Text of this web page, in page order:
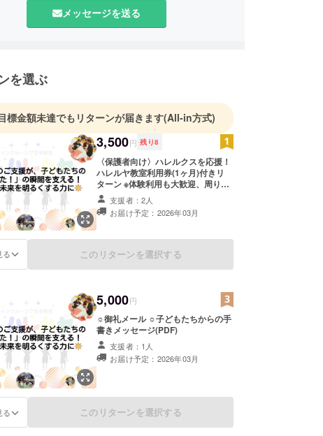
メッセージを送る
を選ぶ
標金額未達でもリターンが届きます(All-in方式)
3,500円 残り8
〈保護者向け〉ハレルクスを応援！
ハレルヤ教室利用券(1ヶ月)付きリ
ターン ※体験利用も大歓迎、周りの
方への譲渡も可能です。 利用開始月
の末まで利用、1ヶ月になります。
(教室が開催されている日程に限る)
12月8日が初日参加~12月末ま
で利用可能
支援者：2人
お届け予定：2026年03月
る このリターンを選択する
5,000円
☼御礼メール ☼子どもたちからの手
書きメッセージ(PDF)
支援者：1人
お届け予定：2026年03月
る このリターンを選択する